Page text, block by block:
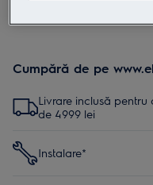
Cumpără de pe
Livrare inclusă
de 4999 lei
Instalare*